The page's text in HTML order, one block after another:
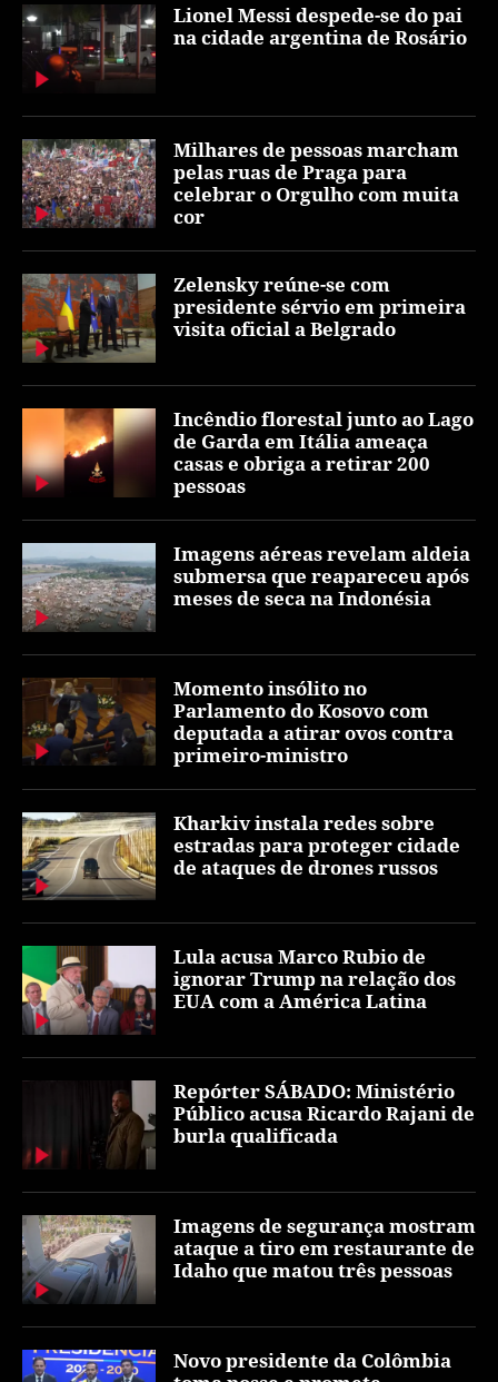
Lionel Messi despede-se do pai
na cidade argentina de Rosário
Milhares de pessoas marcham
pelas ruas de Praga para
celebrar o Orgulho com muita
cor
Zelensky reúne-se com
presidente sérvio em primeira
visita oficial a Belgrado
Incêndio florestal junto ao Lago
de Garda em Itália ameaça
casas e obriga a retirar 200
pessoas
Imagens aéreas revelam aldeia
submersa que reapareceu após
meses de seca na Indonésia
Momento insólito no
Parlamento do Kosovo com
deputada a atirar ovos contra
primeiro-ministro
Kharkiv instala redes sobre
estradas para proteger cidade
de ataques de drones russos
Lula acusa Marco Rubio de
ignorar Trump na relação dos
EUA com a América Latina
Repórter SÁBADO: Ministério
Público acusa Ricardo Rajani de
burla qualificada
Imagens de segurança mostram
ataque a tiro em restaurante de
Idaho que matou três pessoas
Novo presidente da Colômbia